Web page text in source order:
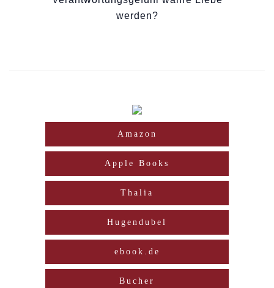
werden?
Amazon
Apple Books
Thalia
Hugendubel
ebook.de
Bucher